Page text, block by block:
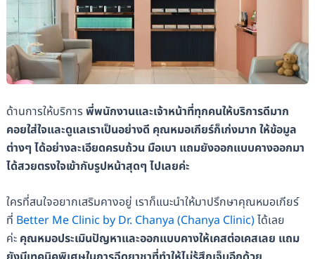
ด้านการให้บริการพี่พนักงานและเจ้าหน้าที่ทุกคนให้บริการดีมาก
คอยใส่ใจและดูแลเราเป็นอย่างดี คุณหมอเกียร์ก็เก่งมาก ให้ข้อมูล
ต่างๆ ได้อย่างละเอียดครบถ้วน มือเบา แถมยังออกแบบคางออกมา
ได้สวยตรงใจเข้ากับรูปหน้าสุดๆ ไปเลยค่ะ
ใครที่สนใจอยากเสริมคางอยู่ เราก็แนะนำให้มาปรึกษาคุณหมอเกียร์
ที่ Better Me Clinic by Dr. Chanya (Chanya Clinic)ได้เลย
ค่ะ คุณหมอประเมินปัญหาและออกแบบคางให้เคสต่อเคสเลย แถม